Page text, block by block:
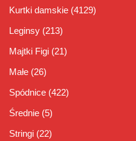
Kurtki damskie (4129)
Leginsy (213)
Majtki Figi (21)
Małe (26)
Spódnice (422)
Średnie (5)
Stringi (22)